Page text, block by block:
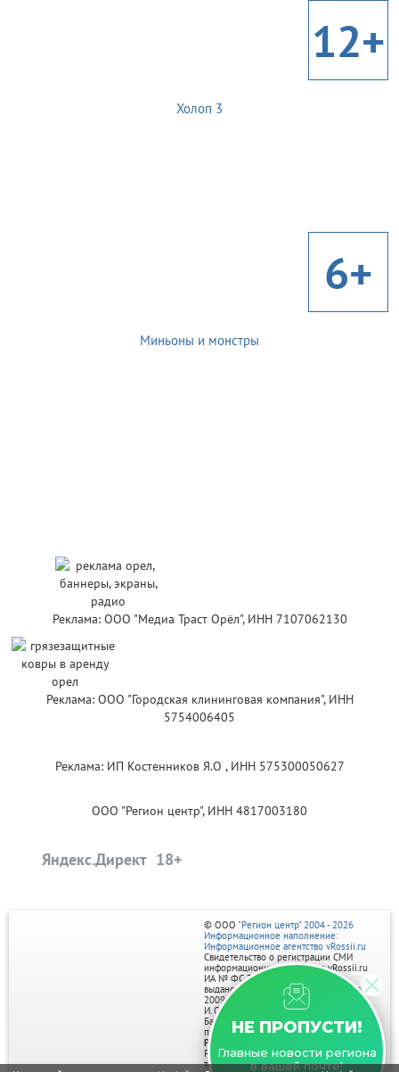
12+
Холоп 3
6+
Миньоны и монстры
Реклама: ООО "Медиа Траст Орёл", ИНН 7107062130
Реклама: ООО "Городская клининговая компания", ИНН
5754006405
Реклама: ИП Костенников Я.О , ИНН 575300050627
ООО "Регион центр", ИНН 4817003180
Яндекс.Директ
НЕ ПРОПУСТИ!
Главные новости региона
в вашей почте!
© ООО "Регион центр" 2004 - 2026
Информационное наполнение:
Информационное агентство vRossii.ru
Свидетельство о регистрации СМИ
информационного агентства vRossii.ru
ИА № ФС 77‑35502
выдано РОСКОМНАДЗОРом 04 марта
2009г.
И. О. Главного редактора Нарыков А. Н.
Баннеры на портале размещаются на
правах рекламы.
Реклама на портале:
Рекламное агентство "Умный маркетинг"
тел. 7-910-267-70-40,